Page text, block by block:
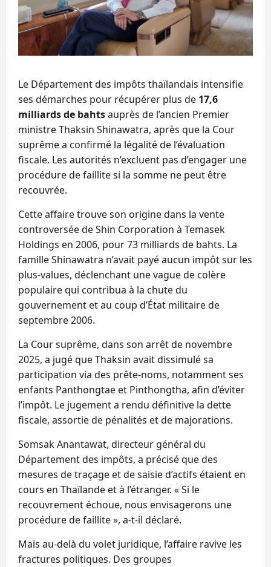
Le Département des impôts thaïlandais intensifie
ses démarches pour récupérer plus de 17,6
milliards de bahtsauprès de l’ancien Premier
ministre Thaksin Shinawatra, après que la Cour
suprême a confirmé la légalité de l’évaluation
fiscale. Les autorités n’excluent pas d’engager une
procédure de faillite si la somme ne peut être
recouvrée.
Cette affaire trouve son origine dans la vente
controversée de Shin Corporation à Temasek
Holdings en 2006, pour 73 milliards de bahts. La
famille Shinawatra n’avait payé aucun impôt sur les
plus‑values, déclenchant une vague de colère
populaire qui contribua à la chute du
gouvernement et au coup d’État militaire de
septembre 2006.
La Cour suprême, dans son arrêt de novembre
2025, a jugé que Thaksin avait dissimulé sa
participation via des prête‑noms, notamment ses
enfants Panthongtae et Pinthongtha, afin d’éviter
l’impôt. Le jugement a rendu définitive la dette
fiscale, assortie de pénalités et de majorations.
Somsak Anantawat, directeur général du
Département des impôts, a précisé que des
mesures de traçage et de saisie d’actifs étaient en
cours en Thaïlande et à l’étranger. « Si le
recouvrement échoue, nous envisagerons une
procédure de faillite », a‑t‑il déclaré.
Mais au‑delà du volet juridique, l’affaire ravive les
fractures politiques. Des groupes